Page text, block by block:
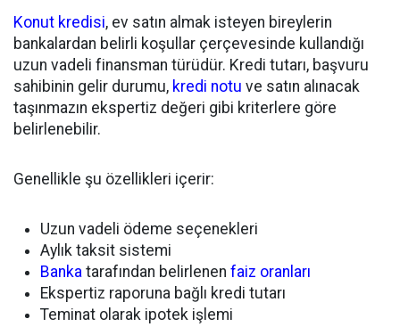
Konut kredisi, ev satın almak isteyen bireylerin
bankalardan belirli koşullar çerçevesinde kullandığı
uzun vadeli finansman türüdür. Kredi tutarı, başvuru
sahibinin gelir durumu, kredi notu ve satın alınacak
taşınmazın ekspertiz değeri gibi kriterlere göre
belirlenebilir.
Genellikle şu özellikleri içerir:
Uzun vadeli ödeme seçenekleri
Aylık taksit sistemi
Banka tarafından belirlenen faiz oranları
Ekspertiz raporuna bağlı kredi tutarı
Teminat olarak ipotek işlemi